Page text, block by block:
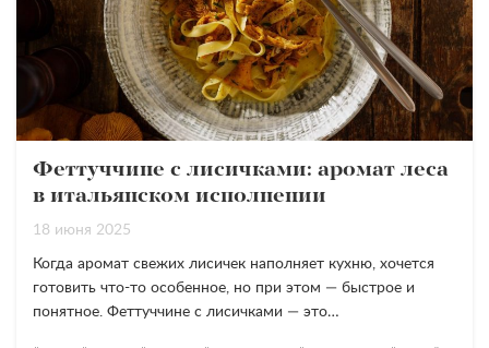
Феттуччине с лисичками: аромат леса
в итальянском исполнении
18 июня 2025
Когда аромат свежих лисичек наполняет кухню, хочется
готовить что-то особенное, но при этом — быстрое и
понятное. Феттуччине с лисичками — это…